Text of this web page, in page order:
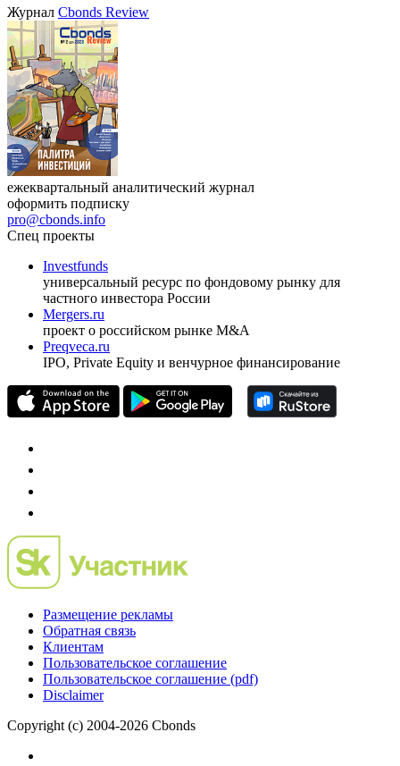
VIII международная конференция «Рынок капитала
Республики Узбекистан»
17.09.2026, Ташкент
ЖурналCbonds Review
ежеквартальный аналитический журнал
оформить подписку
pro@cbonds.info
Спец проекты
Investfunds
универсальный ресурс по фондовому рынку для
частного инвестора России
проект о российском рынке M&A
Preqveca.ru
Размещение рекламы
Обратная связь
Пользовательское соглашение